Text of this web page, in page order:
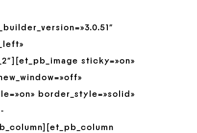
sticky=»on»
border_style=»solid»